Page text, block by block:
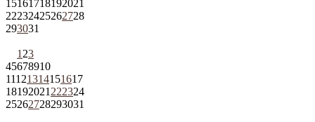
15161718192021
22232425262728
293031
1 23
45678910
11121314151617
18192021 222324
25262728293031